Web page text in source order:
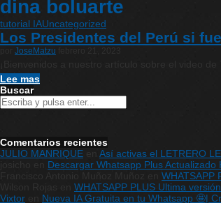
dina boluarte
tutorial IAUncategorized
Los Presidentes del Perú si
JoseMatzu
¡Bienvenidos a nuestro artículo sobre el video
Lee mas
Buscar
Comentarios recientes
JULIO MANRIQUE
Así activas el LETRERO
josicho
Descargar Whatsapp Plus Actualizado
Francisco Antonio Muñoz Muñoz
WHATSAPP
WHATSAPP PLUS Ultima
Vixtor
Nueva IA Gratuita en tu Whatsapp 🤩|